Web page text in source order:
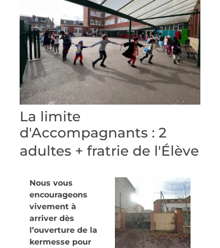
La limite
d'Accompagnants : 2
adultes + fratrie de l'Élève
Nous vous
encourageons
vivement à
arriver dès
l’ouverture de la
kermesse pour